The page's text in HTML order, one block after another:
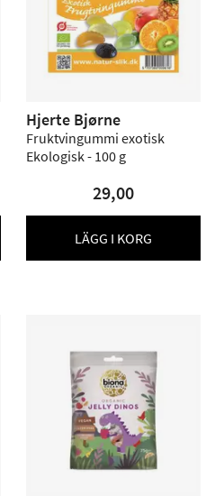
Hjerte Bjørne
Fruktvingummi exotisk
Ekologisk - 100 g
29,00
LÄGG I KORG